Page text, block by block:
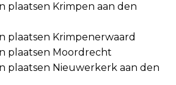
plaatsen Krimpen aan den
plaatsen Krimpenerwaard
plaatsen Moordrecht
plaatsen Nieuwerkerk aan den